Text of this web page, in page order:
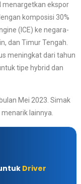
menargetkan ekspor
komposisi 30%
(ICE) ke negara-
dan Timur Tengah.
meningkat dari tahun
tipe hybrid dan
Mei 2023. Simak
lainnya.
Driver